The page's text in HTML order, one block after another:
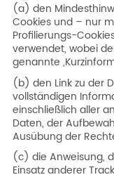
(a) den
Cookies und – nur
Profilierungs-
verwendet, wobei
genannte
(b) den Link zu der
vollständigen
einschließlich aller
Daten, der
Ausübung der
(c) die Anweisung,
Einsatz anderer